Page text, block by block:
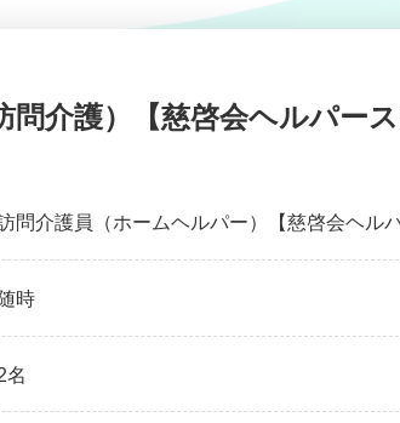
介護）【慈啓会ヘルパース
問介護員（ホームヘルパー）【慈啓会ヘル
随時
名